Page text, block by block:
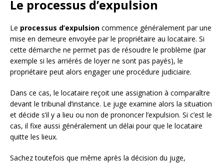
Le processus d’expulsion
Le processus d’expulsion commence généralement par une
mise en demeure envoyée par le propriétaire au locataire. Si
cette démarche ne permet pas de résoudre le problème (par
exemple si les arriérés de loyer ne sont pas payés), le
propriétaire peut alors engager une procédure judiciaire.
Dans ce cas, le locataire reçoit une assignation à comparaître
devant le tribunal d’instance. Le juge examine alors la situation
et décide s’il y a lieu ou non de prononcer l’expulsion. Si c’est le
cas, il fixe aussi généralement un délai pour que le locataire
quitte les lieux.
Sachez toutefois que même après la décision du juge,